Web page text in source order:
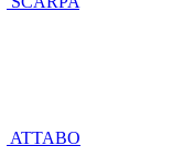
ATTABO